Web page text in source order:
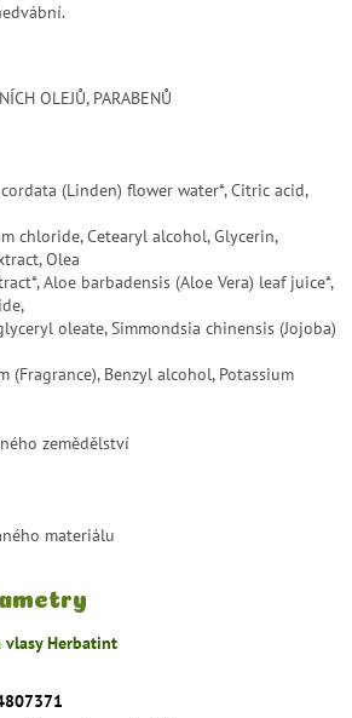
OLEJŮ, PARABENŮ
(Linden) flower water*, Citric acid,
chloride, Cetearyl alcohol, Glycerin,
Olea
Aloe barbadensis (Aloe Vera) leaf juice*,
oleate, Simmondsia chinensis (Jojoba)
(Fragrance), Benzyl alcohol, Potassium
zemědělství
materiálu
vlasy Herbatint